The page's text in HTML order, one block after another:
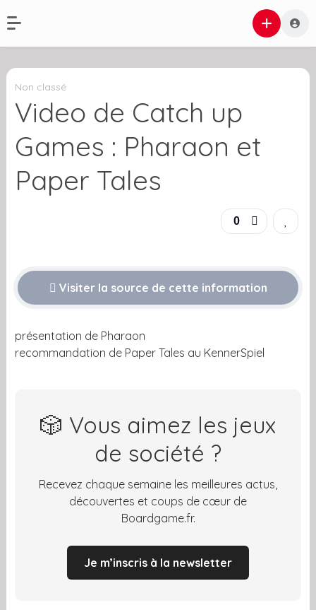
Non classé
Video de Catch up
Games : Pharaon et
Paper Tales
0
Visiter la source de cette information
présentation de Pharaon
recommandation de Paper Tales au KennerSpiel
🎲 Vous aimez les jeux
de société ?
Recevez chaque semaine les meilleures actus,
découvertes et coups de cœur de
Boardgame.fr.
Je m’inscris à la newsletter